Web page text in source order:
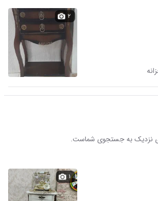
۲
نزدیک به جستجوی شماست.
۱